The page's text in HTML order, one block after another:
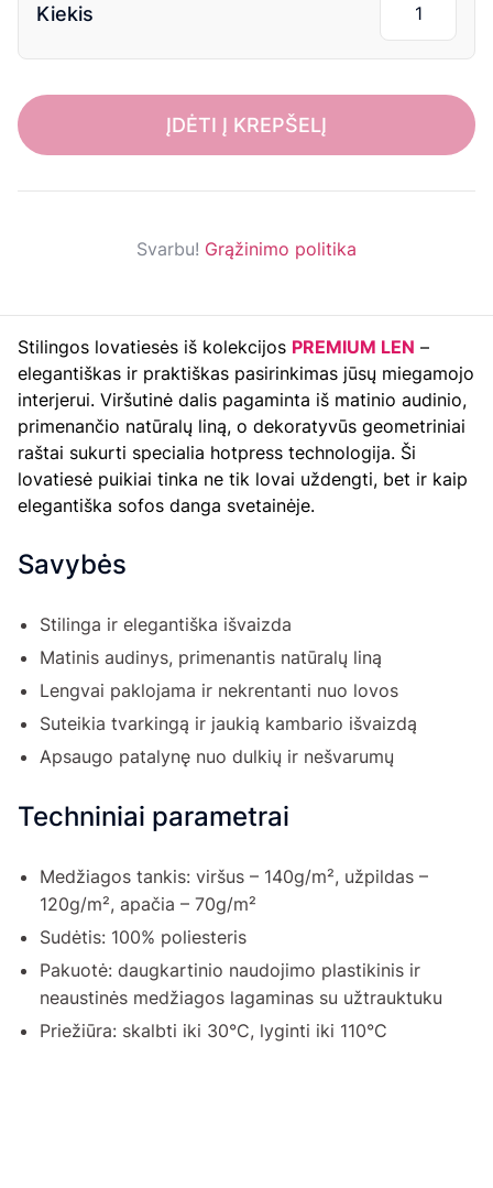
Kiekis
ĮDĖTI Į KREPŠELĮ
Svarbu! Grąžinimo politika
Stilingos lovatiesės iš kolekcijos PREMIUM LEN –
elegantiškas ir praktiškas pasirinkimas jūsų miegamojo
interjerui. Viršutinė dalis pagaminta iš matinio audinio,
primenančio natūralų liną, o dekoratyvūs geometriniai
raštai sukurti specialia hotpress technologija. Ši
lovatiesė puikiai tinka ne tik lovai uždengti, bet ir kaip
elegantiška sofos danga svetainėje.
Savybės
Stilinga ir elegantiška išvaizda
Matinis audinys, primenantis natūralų liną
Lengvai paklojama ir nekrentanti nuo lovos
Suteikia tvarkingą ir jaukią kambario išvaizdą
Apsaugo patalynę nuo dulkių ir nešvarumų
Techniniai parametrai
Medžiagos tankis: viršus – 140g/m², užpildas –
120g/m², apačia – 70g/m²
Sudėtis: 100% poliesteris
Pakuotė: daugkartinio naudojimo plastikinis ir
neaustinės medžiagos lagaminas su užtrauktuku
Priežiūra: skalbti iki 30°C, lyginti iki 110°C